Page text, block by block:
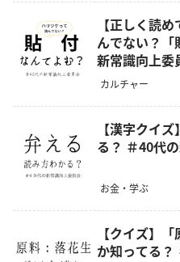
【正しく読
んでない？
新常識向上委
カルチャー
【漢字クイ
る？ ＃40代
お金・学ぶ
【クイズ】
か知ってる？